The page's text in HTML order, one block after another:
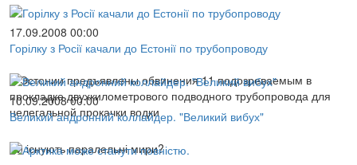
17.09.2008 00:00
Горілку з Росії качали до Естонії по трубопроводу
В Эстонии предъявлены обвинения 11 подозреваемым в
прокладке двухкилометрового подводного трубопровода для
нелегальной прокачки водки
10.09.2008 00:00
Великий андронний коллайдер. "Великий вибух"
Чи існують паралельні мири?